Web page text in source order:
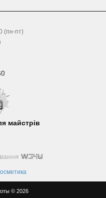
(пн-пт)
майстрів
© 2026